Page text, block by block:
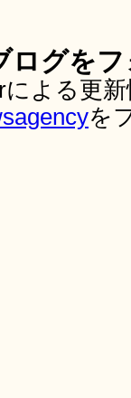
ログを
による更
を